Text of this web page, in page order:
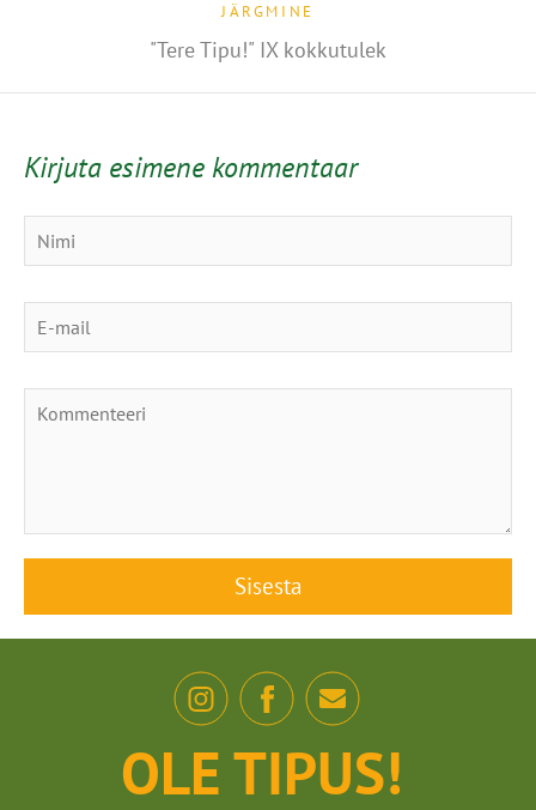
JÄRGMINE
"Tere Tipu!" IX kokkutulek
Kirjuta esimene kommentaar
OLE TIPUS!